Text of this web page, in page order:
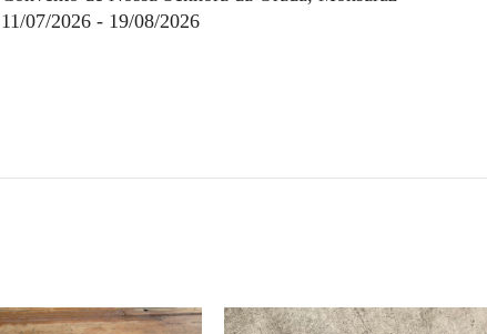
11/07/2026 - 19/08/2026